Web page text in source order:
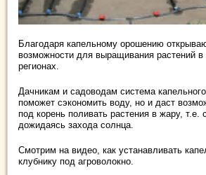
Благодаря капельному орошению
возможности для выращивания растений
регионах.
Дачникам и садоводам система
поможет сэкономить воду, но и даст
под корень поливать растения в жару, т.е.
дожидаясь захода солнца.
Смотрим на видео, как устанавливать
клубнику под агроволокно.